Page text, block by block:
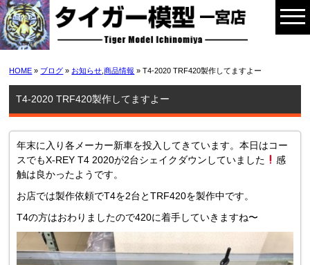
HOME » ブログ » お知らせ ,商品情報 » T4-2020 TRF420製作してますよー
T4-2020 TRF420製作してますよー
年末に入り各メーカー新車を投入してきています。本日はコー
スでもX-REY T4 2020が2台シェイクダウンしていました
感
触は良かったようです。
お店では製作依頼でT4を2台とTRF420を製作中です。
T4の方はおわりましたので420に着手していきますね〜